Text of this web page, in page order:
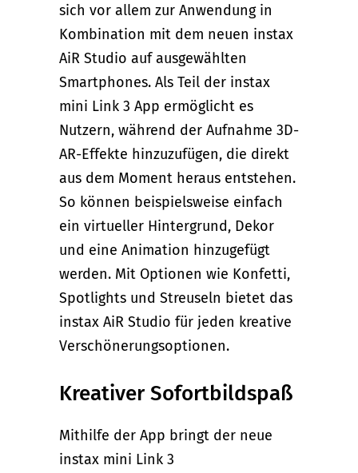
sich vor allem zur Anwendung in
Kombination mit dem neuen instax
AiR Studio auf ausgewählten
Smartphones. Als Teil der instax
mini Link 3 App ermöglicht es
Nutzern, während der Aufnahme 3D-
AR-Effekte hinzuzufügen, die direkt
aus dem Moment heraus entstehen.
So können beispielsweise einfach
ein virtueller Hintergrund, Dekor
und eine Animation hinzugefügt
werden. Mit Optionen wie Konfetti,
Spotlights und Streuseln bietet das
instax AiR Studio für jeden kreative
Verschönerungsoptionen.
Kreativer Sofortbildspaß
Mithilfe der App bringt der neue
instax mini Link 3